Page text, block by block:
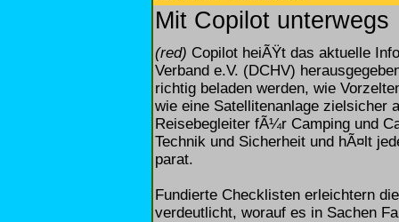
Mit Copilot unterwegs
(red) Copilot heiÃŸt das aktuelle
Verband e.V. (DCHV)
richtig beladen werden, wie
wie eine Satellitenanlage zielsicher
Reisebegleiter fÃ¼r Camping und
Technik und Sicherheit und hÃ¤lt
parat.
Fundierte Checklisten erleichtern
verdeutlicht, worauf es in Sachen